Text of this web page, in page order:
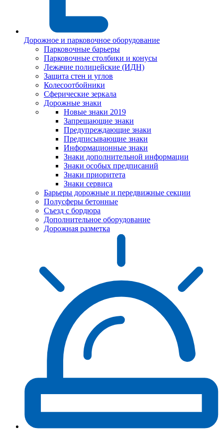
Дорожное и парковочное оборудование
Парковочные барьеры
Парковочные столбики и конусы
Лежачие полицейские (ИДН)
Защита стен и углов
Колесоотбойники
Сферические зеркала
Дорожные знаки
Новые знаки 2019
Запрещающие знаки
Предупреждающие знаки
Предписывающие знаки
Информационные знаки
Знаки дополнительной информации
Знаки особых предписаний
Знаки приоритета
Знаки сервиса
Барьеры дорожные и передвижные секции
Полусферы бетонные
Съезд с бордюра
Дополнительное оборудование
Дорожная разметка